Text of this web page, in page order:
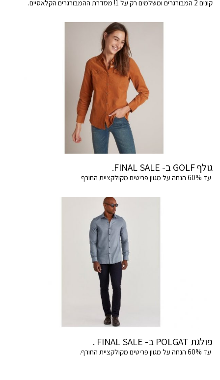
קונים 2 המבורגרים ומשלמים רק על 1! מסדרת ההמבורגרים הקלאסיים.
גולף GOLF ב- FINAL SALE.
עד 60% הנחה על מגוון פריטים מקולקציית החורף
פולגת POLGAT ב- FINAL SALE .
עד 60% הנחה על מגוון פריטים מקולקציית החורף.